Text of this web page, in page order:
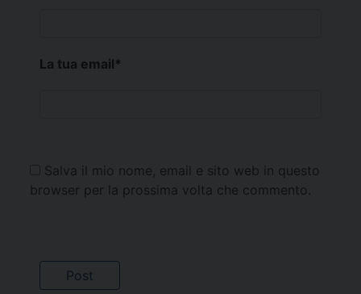
La tua email*
Salva il mio nome, email e sito web in questo
browser per la prossima volta che commento.